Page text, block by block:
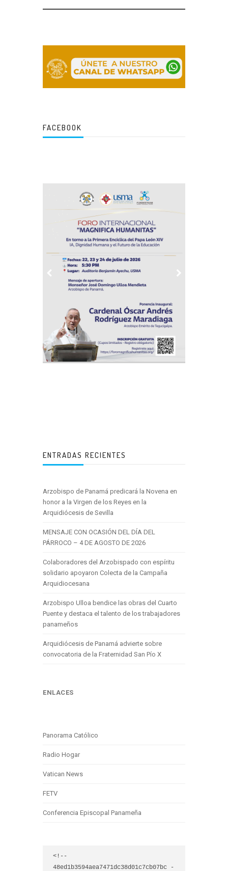
FACEBOOK
ENTRADAS RECIENTES
Arzobispo de Panamá predicará la Novena en
honor a la Virgen de los Reyes en la
Arquidiócesis de Sevilla
MENSAJE CON OCASIÓN DEL DÍA DEL
PÁRROCO – 4 DE AGOSTO DE 2026
Colaboradores del Arzobispado con espíritu
solidario apoyaron Colecta de la Campaña
Arquidiocesana
Arzobispo Ulloa bendice las obras del Cuarto
Puente y destaca el talento de los trabajadores
panameños
Arquidiócesis de Panamá advierte sobre
convocatoria de la Fraternidad San Pío X
ENLACES
Panorama Católico
Radio Hogar
Vatican News
FETV
Conferencia Episcopal Panameña
<!--
48ed1b3594aea7471dc38d01c7cb07bc -